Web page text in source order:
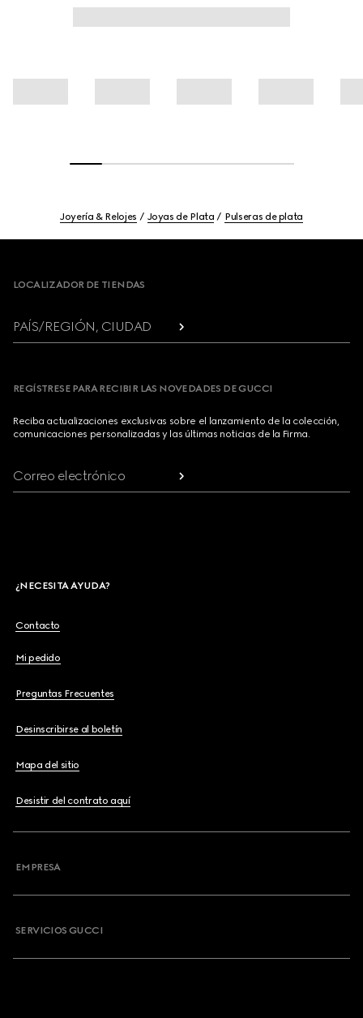
Joyería & Relojes Joyas de Plata Pulseras de plata
LOCALIZADOR DE TIENDAS
PAÍS/REGIÓN, CIUDAD
REGÍSTRESE PARA RECIBIR LAS NOVEDADES DE GUCCI
Reciba actualizaciones exclusivas sobre el lanzamiento de la colección,
comunicaciones personalizadas y las últimas noticias de la Firma.
Correo electrónico
¿NECESITA AYUDA?
Contacto
Mi pedido
Preguntas Frecuentes
Desinscribirse al boletín
Mapa del sitio
Desistir del contrato aquí
EMPRESA
SERVICIOS GUCCI